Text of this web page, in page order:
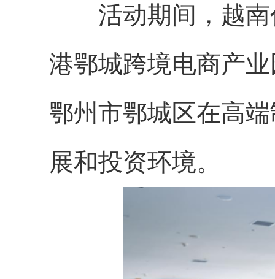
活动期间，越南
港鄂城跨境电商产
鄂州市鄂城区在高
展和投资环境。